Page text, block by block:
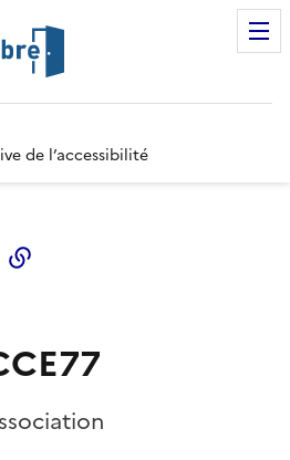
de l’accessibilité
Twitter)